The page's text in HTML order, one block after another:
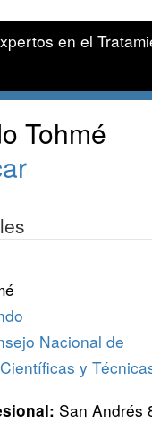
en el
Tohmé
Nacional de
y
San Andrés